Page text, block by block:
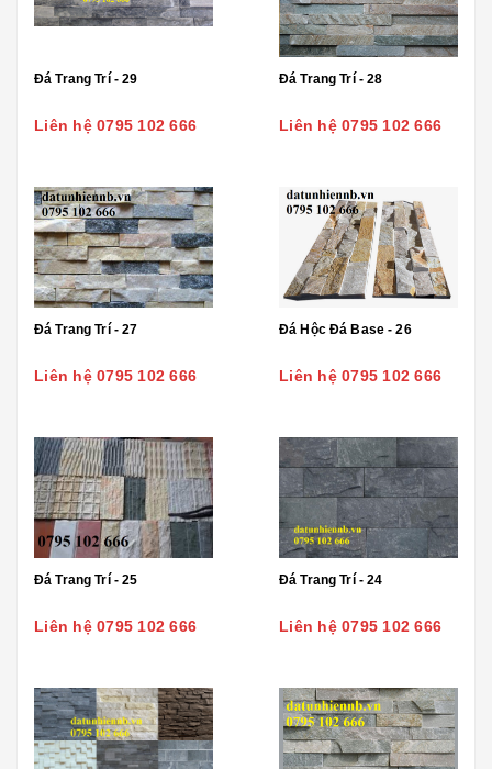
Đá Trang Trí - 29
Liên hệ 0795 102 666
Đá Trang Trí - 28
Liên hệ 0795 102 666
Đá Trang Trí - 27
Liên hệ 0795 102 666
Đá Hộc Đá Base - 26
Liên hệ 0795 102 666
Đá Trang Trí - 25
Liên hệ 0795 102 666
Đá Trang Trí - 24
Liên hệ 0795 102 666